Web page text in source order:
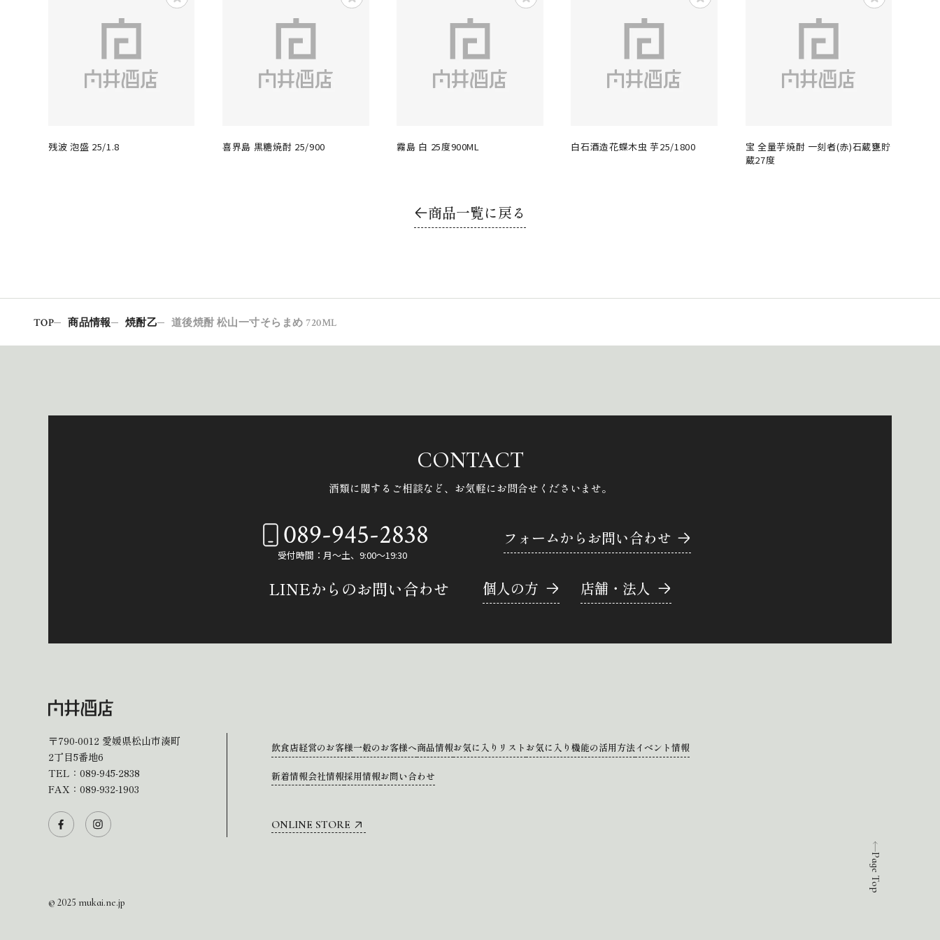
残波 泡盛 25/1.8 喜界島 黒糖焼酎 25/900 霧島 白 25度900ML 白石酒造花蝶木虫 芋25/1800
宝 全量芋焼酎 一刻者(赤)石蔵甕貯
蔵27度
商品一覧に戻る
TOP 商品情報 焼酎乙 道後焼酎 松山一寸そらまめ 720ML
Page Top
CONTACT
酒類に関するご相談など、 お気軽にお問合せくださいませ。
089-945-2838
受付時間：月～土、9:00～19:30
フォームからお問い合わせ
LINEからのお問い合わせ 個人の方 店舗・法人
〒790-0012 愛媛県松山市湊町
2丁目5番地6
TEL： 089-945-2838
FAX：089-932-1903
飲食店経営のお客様一般のお客様へ商品情報お気に入りリスト お気に入り機能の活用方法イベント情報
新着情報会社情報採用情報お問い合わせ
ONLINE STORE
© 2025 mukai.ne.jp